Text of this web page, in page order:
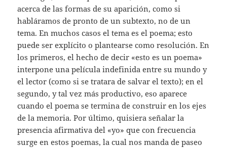
acerca de las formas de su aparición, como si
habláramos de pronto de un subtexto, no de un
tema. En muchos casos el tema es el poema; esto
puede ser explícito o plantearse como resolución. En
los primeros, el hecho de decir «esto es un poema»
interpone una película indefinida entre su mundo y
el lector (como si se tratara de salvar el texto); en el
segundo, y tal vez más productivo, eso aparece
cuando el poema se termina de construir en los ejes
de la memoria. Por último, quisiera señalar la
presencia afirmativa del «yo» que con frecuencia
surge en estos poemas, la cual nos manda de paseo